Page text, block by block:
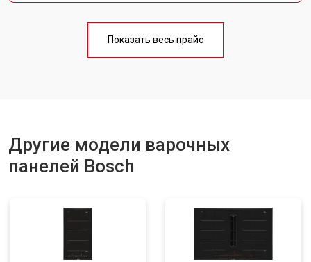
Показать весь прайс
Другие модели варочных
панелей Bosch